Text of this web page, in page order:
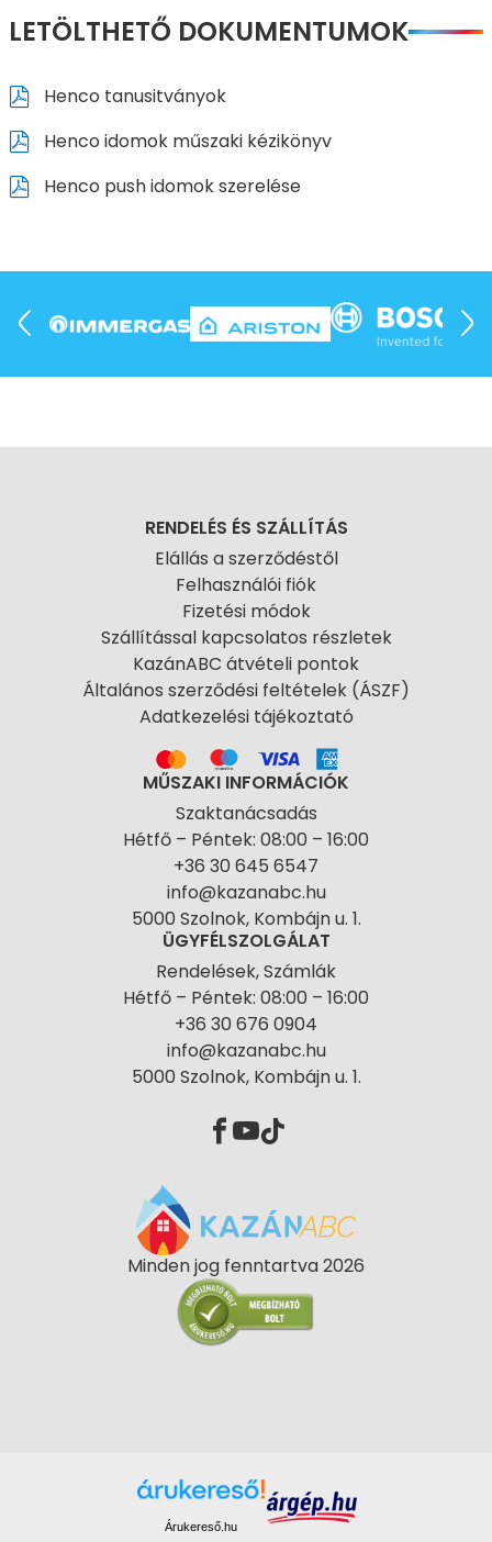
LETÖLTHETŐ DOKUMENTUMOK
Henco tanusitványok
Henco idomok műszaki kézikönyv
Henco push idomok szerelése
RENDELÉS ÉS SZÁLLÍTÁS
Elállás a szerződéstől
Felhasználói fiók
Fizetési módok
Szállítással kapcsolatos részletek
KazánABC átvételi pontok
Általános szerződési feltételek (ÁSZF)
Adatkezelési tájékoztató
MŰSZAKI INFORMÁCIÓK
Szaktanácsadás
Hétfő – Péntek: 08:00 – 16:00
+36 30 645 6547
info@kazanabc.hu
5000 Szolnok, Kombájn u. 1.
ÜGYFÉLSZOLGÁLAT
Rendelések, Számlák
Hétfő – Péntek: 08:00 – 16:00
+36 30 676 0904
info@kazanabc.hu
5000 Szolnok, Kombájn u. 1.
Minden jog fenntartva 2026
Árukereső.hu